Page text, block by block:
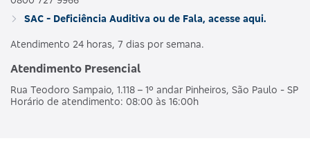
SAC - Deficiência Auditiva ou de Fala, acesse aqui.
Atendimento 24 horas, 7 dias por semana.
Atendimento Presencial
Rua Teodoro Sampaio, 1.118 – 1º andar Pinheiros, São Paulo - SP
Horário de atendimento: 08:00 às 16:00h